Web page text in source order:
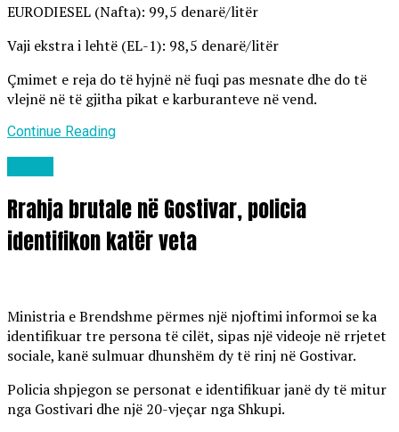
EURODIESEL (Nafta): 99,5 denarë/litër
Vaji ekstra i lehtë (EL-1): 98,5 denarë/litër
Çmimet e reja do të hyjnë në fuqi pas mesnate dhe do të
vlejnë në të gjitha pikat e karburanteve në vend.
Continue Reading
Rrahja brutale në Gostivar, policia
identifikon katër veta
Ministria e Brendshme përmes një njoftimi informoi se ka
identifikuar tre persona të cilët, sipas një videoje në rrjetet
sociale, kanë sulmuar dhunshëm dy të rinj në Gostivar.
Policia shpjegon se personat e identifikuar janë dy të mitur
nga Gostivari dhe një 20-vjeçar nga Shkupi.